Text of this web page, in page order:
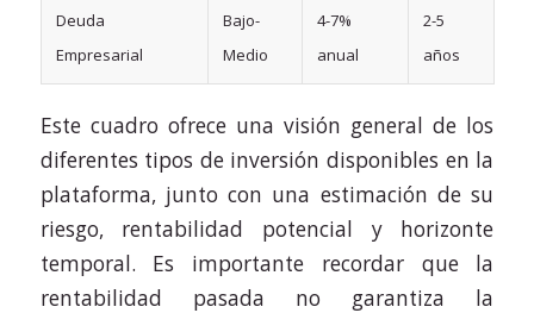
Deuda
Empresarial
Bajo-
Medio
4-7%
anual
2-5
años
Este cuadro ofrece una visión general de los
diferentes tipos de inversión disponibles en la
plataforma, junto con una estimación de su
riesgo, rentabilidad potencial y horizonte
temporal. Es importante recordar que la
rentabilidad pasada no garantiza la